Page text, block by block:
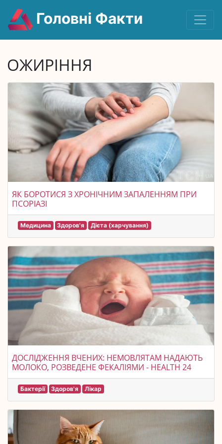
Головні Факти
ОЖИРІННЯ
ЯК БОРОТИСЯ З ХРОНІЧНИМ ЗАПАЛЕННЯМ ПРИ
ПСОРІАЗІ
Медицина Здоров'я Дієта (харчування)
ДОСЛІДЖЕННЯ ВЧЕНИХ: НЕМОВЛЯТАМ НАДАЮТЬ
МОЛОКО, РОЗВЕДЕНЕ ФЕКАЛІЯМИ - HEALTH 24
Бактерії Здоров'я Лікар